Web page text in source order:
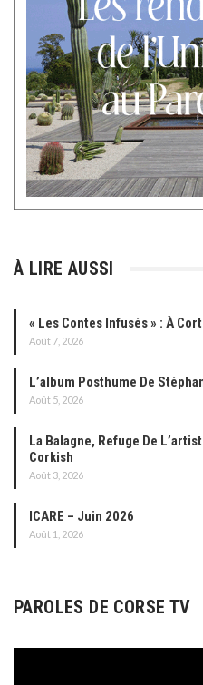
À LIRE AUSSI
« Les Contes Infusés » : À
Août 7, 2026
L’album Posthume De
Août 5, 2026
La Balagne, Refuge De
Corkish
Août 3, 2026
ICARE – Juin 2026
Août 1, 2026
PAROLES DE CORSE TV